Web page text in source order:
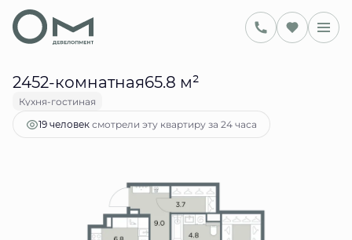
2-комнатная65.8 м 24 640 343 руб.
Ипотекаот 100 657 руб.
2452-комнатная65.8 м²
Кухня-гостиная
19 человек смотрели эту квартиру за 24 часа